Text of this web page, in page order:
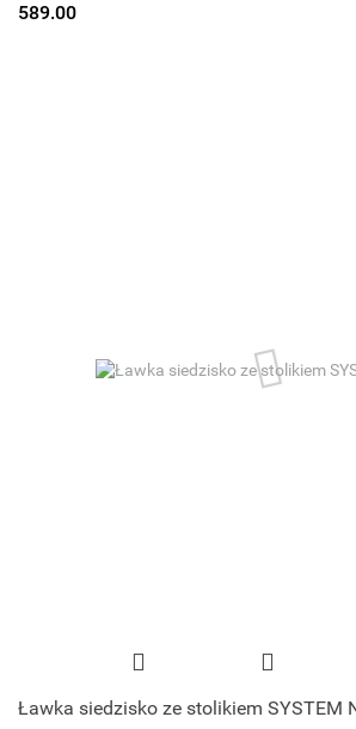
589.00
Ławka siedzisko ze stolikiem SYSTEM